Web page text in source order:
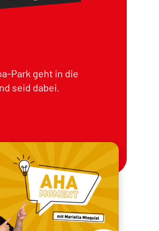
Park geht in die
seid dabei.